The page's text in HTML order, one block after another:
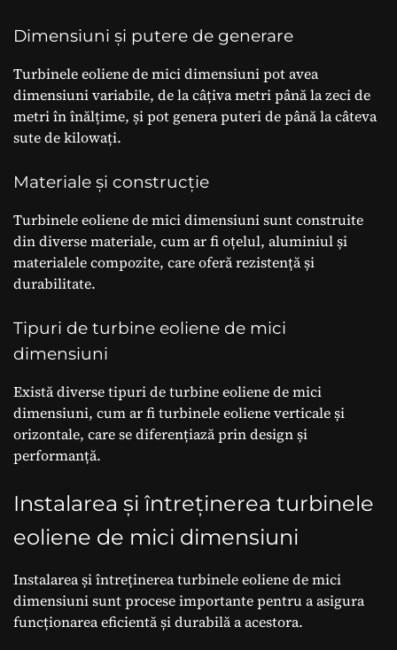
Dimensiuni și putere de generare
Turbinele eoliene de mici dimensiuni pot avea
dimensiuni variabile, de la câțiva metri până la zeci de
metri în înălțime, și pot genera puteri de până la câteva
sute de kilowați.
Materiale și construcție
Turbinele eoliene de mici dimensiuni sunt construite
din diverse materiale, cum ar fi oțelul, aluminiul și
materialele compozite, care oferă rezistență și
durabilitate.
Tipuri de turbine eoliene de mici
dimensiuni
Există diverse tipuri de turbine eoliene de mici
dimensiuni, cum ar fi turbinele eoliene verticale și
orizontale, care se diferențiază prin design și
performanță.
Instalarea și întreținerea turbinele
eoliene de mici dimensiuni
Instalarea și întreținerea turbinele eoliene de mici
dimensiuni sunt procese importante pentru a asigura
funcționarea eficientă și durabilă a acestora.